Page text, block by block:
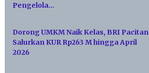
Pengelola…
Dorong UMKM Naik Kelas, BRI Pacitan
Salurkan KUR Rp263 M hingga April
2026